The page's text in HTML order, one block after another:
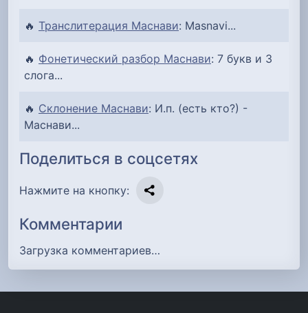
🔥 Транслитерация Маснави: Masnavi...
🔥 Фонетический разбор Маснави: 7 букв и 3
слога...
🔥 Склонение Маснави: И.п. (есть кто?) -
Маснави...
Поделиться в соцсетях
Нажмите на кнопку:
Комментарии
Загрузка комментариев…